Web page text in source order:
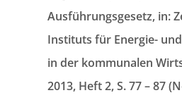
Ausführungsgesetz, in:
Instituts für Energie-
in der kommunalen
2013, Heft 2, S. 77 – 87